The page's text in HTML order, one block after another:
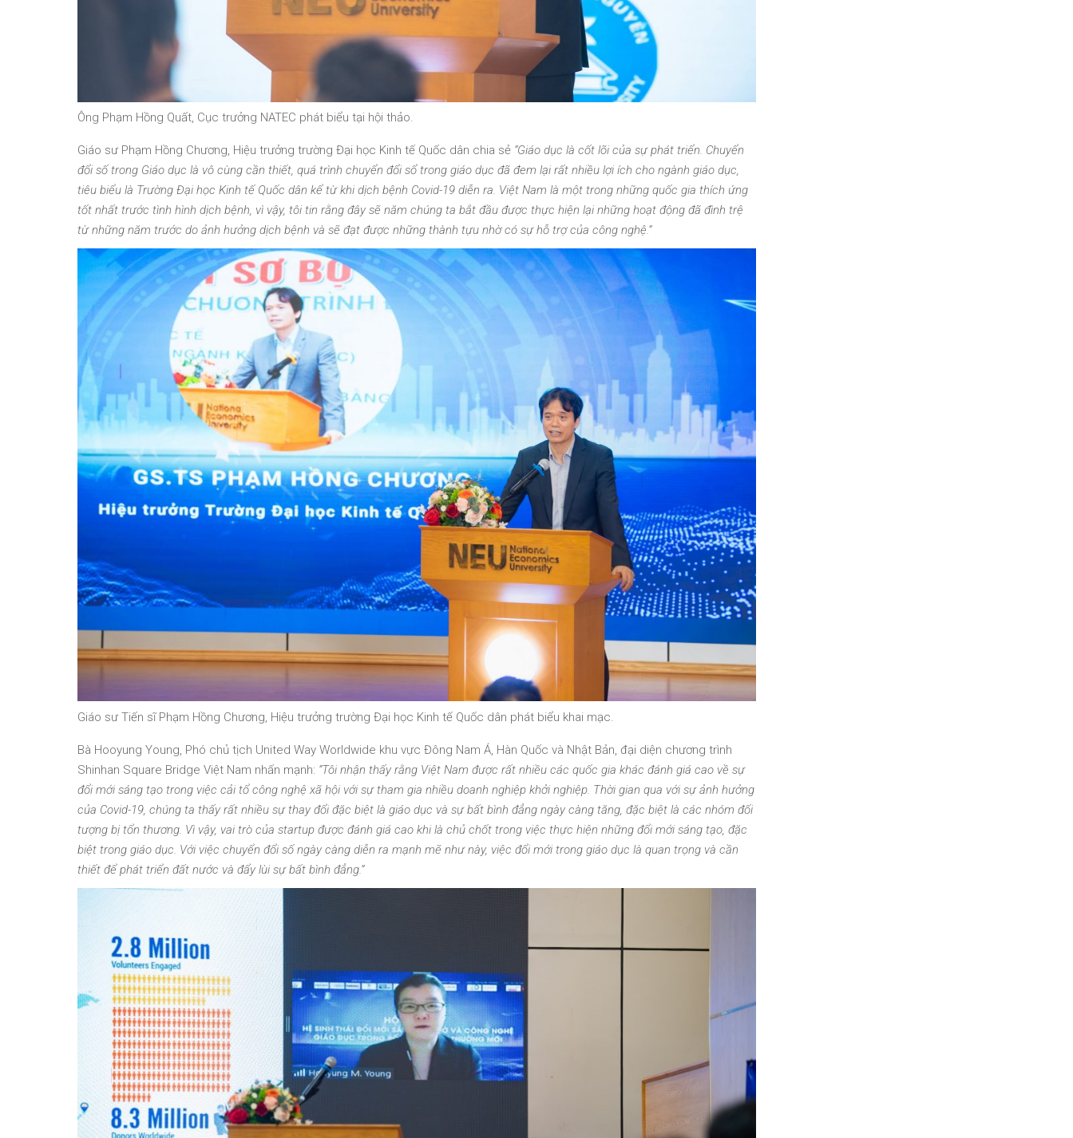
Ông Phạm Hồng Quất, Cục trưởng NATEC phát biểu tại hội thảo.
Giáo sư Phạm Hồng Chương, Hiệu trưởng trường Đại học Kinh tế Quốc dân chia sẻ “Giáo dục là cốt lõi của sự phát triển. Chuyển
đổi số trong Giáo dục là vô cùng cần thiết, quá trình chuyển đổi sổ trong giáo dục đã đem lại rất nhiều lợi ích cho ngành giáo dục,
tiêu biểu là Trường Đại học Kinh tế Quốc dân kể từ khi dịch bệnh Covid-19 diễn ra. Việt Nam là một trong những quốc gia thích ứng
tốt nhất trước tình hình dịch bệnh, vì vậy, tôi tin rằng đây sẽ năm chúng ta bắt đầu được thực hiện lại những hoạt động đã đình trệ
từ những năm trước do ảnh hưởng dịch bệnh và sẽ đạt được những thành tựu nhờ có sự hỗ trợ của công nghệ.”
Giáo sư Tiến sĩ Phạm Hồng Chương, Hiệu trưởng trường Đại học Kinh tế Quốc dân phát biểu khai mạc.
Bà Hooyung Young, Phó chủ tịch United Way Worldwide khu vực Đông Nam Á, Hàn Quốc và Nhật Bản, đại diện chương trình
Shinhan Square Bridge Việt Nam nhấn mạnh: “Tôi nhận thấy rằng Việt Nam được rất nhiều các quốc gia khác đánh giá cao về sự
đổi mới sáng tạo trong việc cải tổ công nghệ xã hội với sự tham gia nhiều doanh nghiệp khởi nghiệp. Thời gian qua với sự ảnh hưởng
của Covid-19, chúng ta thấy rất nhiều sự thay đổi đặc biệt là giáo dục và sự bất bình đẳng ngày càng tăng, đặc biệt là các nhóm đối
tượng bị tổn thương. Vì vậy, vai trò của startup được đánh giá cao khi là chủ chốt trong việc thực hiện những đổi mới sáng tạo, đặc
biệt trong giáo dục. Với việc chuyển đổi số ngày càng diễn ra mạnh mẽ như này, việc đổi mới trong giáo dục là quan trọng và cần
thiết để phát triển đất nước và đẩy lùi sự bất bình đẳng.”